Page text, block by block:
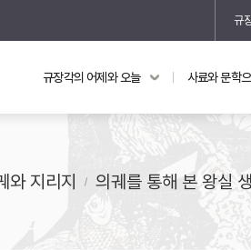
규
의궤와 지리지
지리지 이야기
규장각의 어제와 오늘 사료와 문학
와 지리지 의궤를 통해 본 왕실